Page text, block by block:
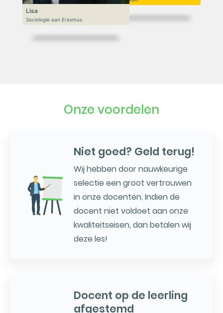
Lisa
Sociologie aan Erasmus
Onze voordelen
Niet goed? Geld terug!
Wij hebben door nauwkeurige
selectie een groot vertrouwen
in onze docenten. Indien de
docent niet voldoet aan onze
kwaliteitseisen, dan betalen wij
deze les!
Docent op de leerling
afgestemd